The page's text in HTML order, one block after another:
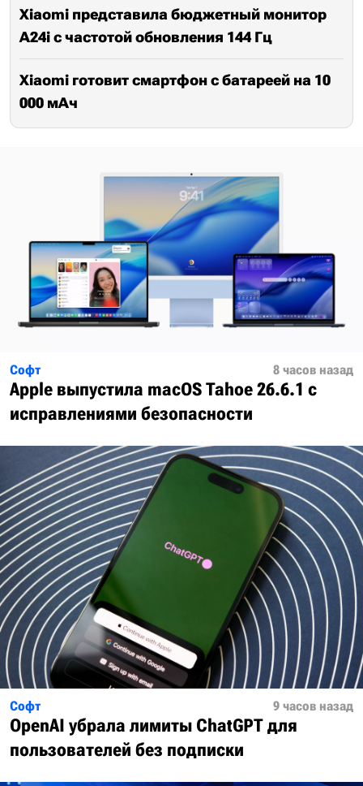
Xiaomi представила бюджетный монитор
A24i с частотой обновления 144 Гц
Xiaomi готовит смартфон с батареей на 10
000 мАч
Софт 8 часов назад
Apple выпустила macOS Tahoe 26.6.1 с
исправлениями безопасности
Софт 9 часов назад
OpenAI убрала лимиты ChatGPT для
пользователей без подписки